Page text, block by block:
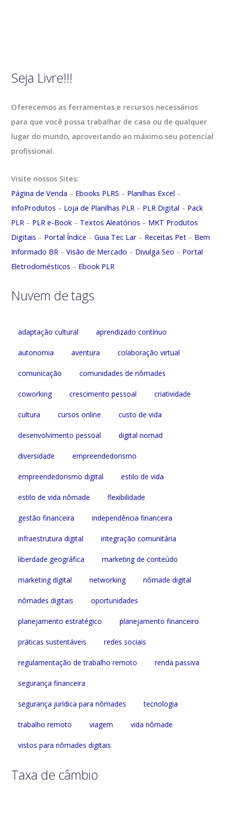
Seja Livre!!!
Oferecemos as ferramentas e recursos necessários
para que você possa trabalhar de casa ou de qualquer
lugar do mundo, aproveitando ao máximo seu potencial
profissional.
Visite nossos Sites:
Página de Venda – Ebooks PLRS – Planilhas Excel –
InfoProdutos – Loja de Planilhas PLR – PLR Digital – Pack
PLR – PLR e-Book – Textos Aleatórios – MKT Produtos
Digitais – Portal Índice –Guia Tec Lar – Receitas Pet – Bem
Informado BR –Visão de Mercado – Divulga Seo – Portal
Eletrodomésticos – Ebook PLR
Nuvem de tags
adaptação cultural aprendizado contínuo
autonomia aventura colaboração virtual
comunicação comunidades de nômades
coworking crescimento pessoal criatividade
cultura cursos online custo de vida
desenvolvimento pessoal digital nomad
diversidade empreendedorismo
empreendedorismo digital estilo de vida
estilo de vida nômade flexibilidade
gestão financeira independência financeira
infraestrutura digital integração comunitária
liberdade geográfica marketing de conteúdo
marketing digital networking nômade digital
nômades digitais oportunidades
planejamento estratégico planejamento financeiro
práticas sustentáveis redes sociais
regulamentação de trabalho remoto renda passiva
segurança financeira
segurança jurídica para nômades tecnologia
trabalho remoto viagem vida nômade
vistos para nômades digitais
Taxa de câmbio